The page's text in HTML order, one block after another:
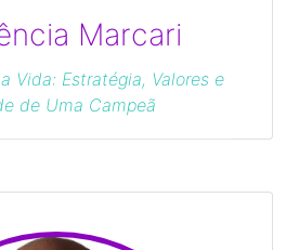
Marcari
Vida: Estratégia, Valores e
de Uma Campeã